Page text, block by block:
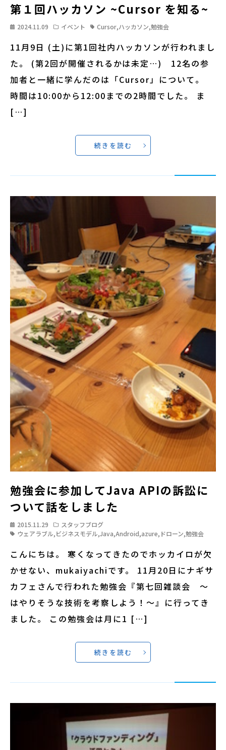
第１回ハッカソン ~Cursor を知る~
2024.11.09 イベント Cursor,ハッカソン,勉強会
11月9日 (土)に第1回社内ハッカソンが行われまし
た。 (第2回が開催されるかは未定…) 12名の参
加者と一緒に学んだのは「Cursor」について。
時間は10:00から12:00までの2時間でした。 ま
[…]
続きを読む
勉強会に参加してJava APIの訴訟に
ついて話をしました
2015.11.29
スタッフブログ
ウェアラブル,ビジネスモデル,Java,Android,azure, ドローン,勉強会
こんにちは。 寒くなってきたのでホッカイロが欠
かせない、mukaiyachiです。 11月20日にナギサ
カフェさんで行われた勉強会『第七回雑談会 ～
はやりそうな技術を考察しよう！～』に行ってき
ました。 この勉強会は月に1 […]
続きを読む